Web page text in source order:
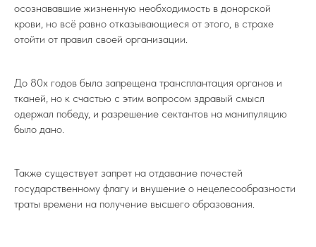
осознававшие жизненную необходимость в донорской
крови, но всё равно отказывающиеся от этого, в страхе
отойти от правил своей организации.
До 80х годов была запрещена трансплантация органов и
тканей, но к счастью с этим вопросом здравый смысл
одержал победу, и разрешение сектантов на манипуляцию
было дано.
Также существует запрет на отдавание почестей
государственному флагу и внушение о нецелесообразности
траты времени на получение высшего образования.